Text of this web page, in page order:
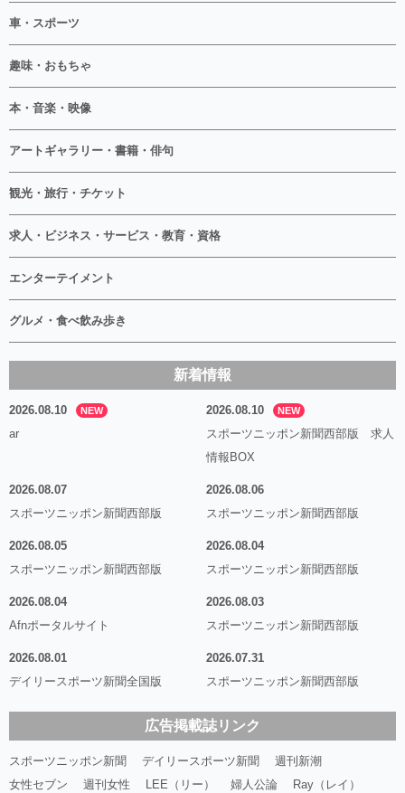
車・スポーツ
趣味・おもちゃ
本・音楽・映像
アートギャラリー・書籍・俳句
観光・旅行・チケット
求人・ビジネス・サービス・教育・資格
エンターテイメント
グルメ・食べ飲み歩き
新着情報
2026.08.10 NEW
ar
2026.08.10 NEW
スポーツニッポン新聞西部版 求人
情報BOX
2026.08.07
スポーツニッポン新聞西部版
2026.08.06
スポーツニッポン新聞西部版
2026.08.05
スポーツニッポン新聞西部版
2026.08.04
スポーツニッポン新聞西部版
2026.08.04
Afnポータルサイト
2026.08.03
スポーツニッポン新聞西部版
2026.08.01
デイリースポーツ新聞全国版
2026.07.31
スポーツニッポン新聞西部版
広告掲載誌リンク
スポーツニッポン新聞 デイリースポーツ新聞
週刊新潮
女性セブン
週刊女性 LEE（リー） 婦人公論
Ray（レイ）